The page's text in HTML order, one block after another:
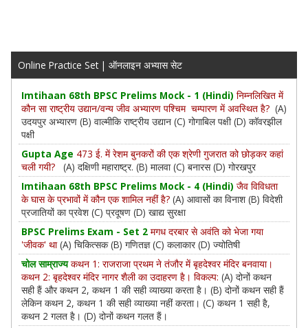
Online Practice Set | ऑनलाइन अभ्यास सेट
Imtihaan 68th BPSC Prelims Mock - 1 (Hindi) निम्‍नलिखित में
कौन सा राष्‍ट्रीय उद्यान/वन्‍य जीव अभ्‍यारण पश्चिम चम्‍पारण में अवस्थित है? (A)
उदयपुर अभ्‍यारण (B) वाल्‍मीकि राष्‍ट्रीय उद्यान (C) गोगाबिल पक्षी (D) कॉवरझील
पक्षी
Gupta Age 473 ई. में रेशम बुनकरों की एक श्रेणी गुजरात को छोड़कर कहां
चली गयी? (A) दक्षिणी महाराष्ट्र. (B) मालवा (C) बनारस (D) गोरखपुर
Imtihaan 68th BPSC Prelims Mock - 4 (Hindi) जैव विविधता
के घास के प्रभावों में कौन एक शामिल नहीं है? (A) आवासों का विनाश (B) विदेशी
प्रजातियों का प्रवेश (C) प्रदूषण (D) खाद्य सुरक्षा
BPSC Prelims Exam - Set 2 मगध दरबार से अवंति को भेजा गया
'जीवक' था(A) चिकित्सक (B) गणितज्ञ (C) कलाकार (D) ज्योतिषी
चोल साम्राज्यकथन 1: राजराजा प्रथम ने तंजौर में बृहदेश्वर मंदिर बनवाया।
कथन 2: बृहदेश्वर मंदिर नागर शैली का उदाहरण है। विकल्प: (A) दोनों कथन
सही हैं और कथन 2, कथन 1 की सही व्याख्या करता है। (B) दोनों कथन सही हैं
लेकिन कथन 2, कथन 1 की सही व्याख्या नहीं करता। (C) कथन 1 सही है,
कथन 2 गलत है। (D) दोनों कथन गलत हैं।